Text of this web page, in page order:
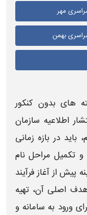
مهر
بهمن
های بدون کنکور
اطلاعیه سازمان
، باید در بازه زمانی
و تکمیل مراحل نام‌
پیش از آغاز فرآیند
اصلی آن، تهیه
ورود به سامانه و